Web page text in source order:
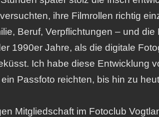
ihre Filmrollen richtig
Beruf, Verpflichtungen – und die
1990er Jahre, als die digitale
Ich habe diese Entwicklung
Passfoto reichten, bis hin zu
Mitgliedschaft im Fotoclub